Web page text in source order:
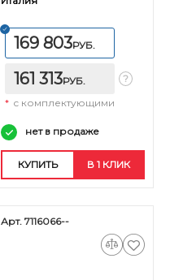
169 803РУБ.
161 313РУБ.
* с комплектующими
нет в продаже
КУПИТЬ В 1 КЛИК
Арт. 7116066--